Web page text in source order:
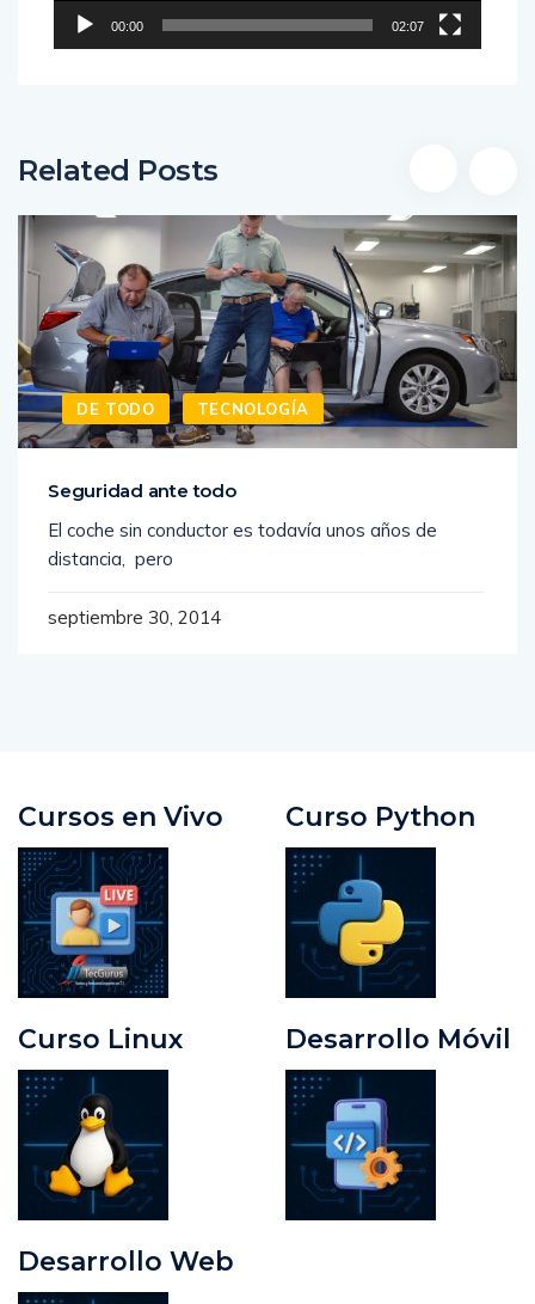
00:00 02:07
Related Posts
DE TODO TECNOLOGÍA
Seguridad ante todo
El coche sin conductor es todavía unos años de
distancia, pero
septiembre 30, 2014
Cursos en Vivo Curso Python
Curso Linux Desarrollo Móvil
Desarrollo Web